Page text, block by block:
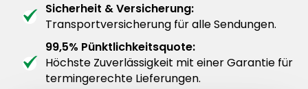
Sicherheit & Versicherung:
Transportversicherung für alle Sendungen.
99,5% Pünktlichkeitsquote:
Höchste Zuverlässigkeit mit einer Garantie für
termingerechte Lieferungen.